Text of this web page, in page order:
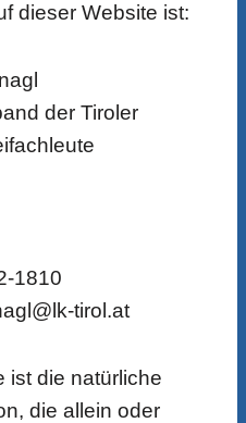
dieser Website ist:
der Tiroler
1810
tirol.at
ist die natürliche
die allein oder